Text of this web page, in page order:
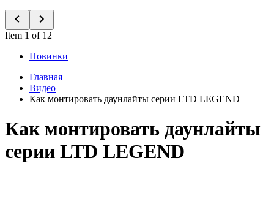
Item 1 of 12
Новинки
Главная
Видео
Как монтировать даунлайты серии LTD LEGEND
Как монтировать даунлайты
серии LTD LEGEND